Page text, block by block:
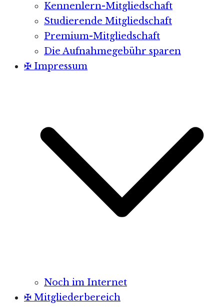
Kennenlern-Mitgliedschaft
Studierende Mitgliedschaft
Premium-Mitgliedschaft
Die Aufnahmegebühr sparen
✠ Impressum
Noch im Internet
✠ Mitgliederbereich